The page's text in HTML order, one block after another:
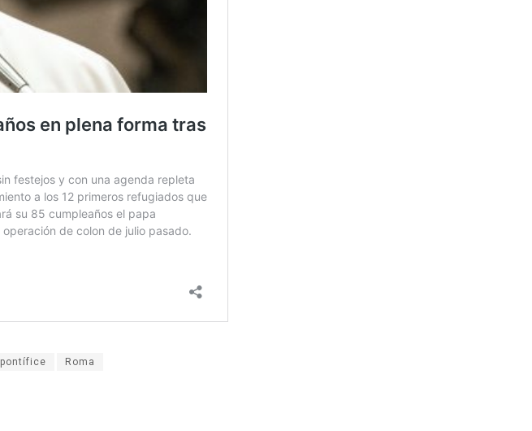
pontífice Roma